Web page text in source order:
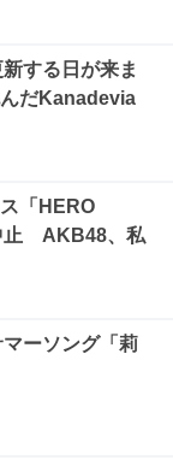
する日が来ま
だKanadevia
「HERO
止 AKB48、私
ーソング「莉